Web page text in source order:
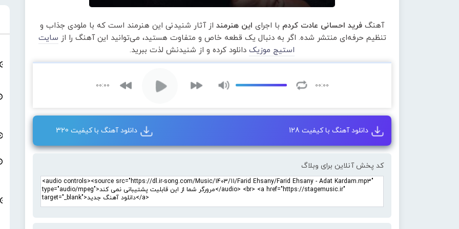
آهنگ فرید احسانی عادت کردم با اجرای این هنرمند از آثار شنیدنی این هنرمند است که با ملودی جذاب و
تنظیم حرفه‌ای منتشر شده. اگر به دنبال یک قطعه خاص و متفاوت هستید، می‌توانید این آهنگ را از سایت
استیج موزیک دانلود کرده و از شنیدنش لذت ببرید.
00:00 00:00
دانلود آهنگ با کیفیت 128 دانلود آهنگ با کیفیت 320
کد پخش آنلاین برای وبلاگ